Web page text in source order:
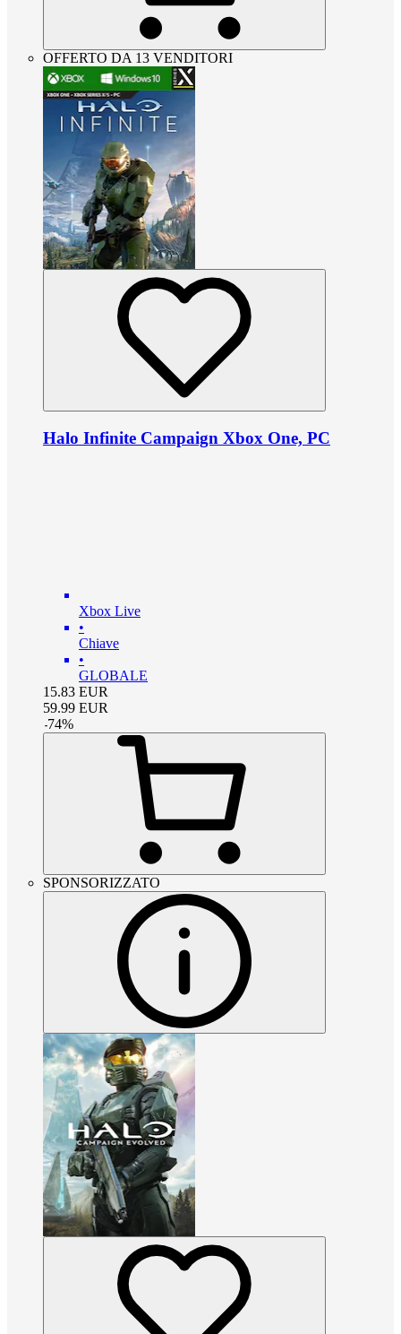
OFFERTO DA 13 VENDITORI
Halo Infinite Campaign Xbox One, PC
Xbox Live
•
Chiave
•
GLOBALE
15.83 EUR
59.99 EUR
-74%
SPONSORIZZATO